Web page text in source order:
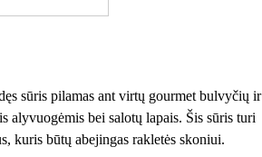
sūris pilamas ant virtų gourmet bulvyčių ir
alyvuogėmis bei salotų lapais. Šis sūris turi
kuris būtų abejingas rakletės skoniui.